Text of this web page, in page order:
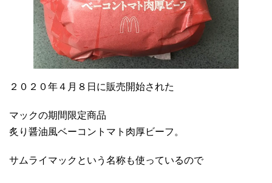
２０２０年４月８日に販売開始された
マックの期間限定商品
炙り醤油風ベーコントマト肉厚ビーフ。
サムライマックという名称も使っているので